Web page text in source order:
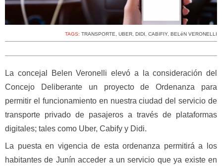
TAGS: TRANSPORTE, UBER, DIDI , CABIFIY, BELéN VERONELLI
La concejal Belen Veronelli elevó a la consideración del
Concejo Deliberante un proyecto de Ordenanza para
permitir el funcionamiento en nuestra ciudad del servicio de
transporte privado de pasajeros a través de plataformas
digitales; tales como Uber, Cabify y Didi.
La puesta en vigencia de esta ordenanza permitirá a los
habitantes de Junín acceder a un servicio que ya existe en